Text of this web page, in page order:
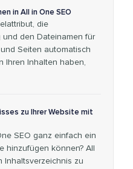
in All in One SEO
die
und den Dateinamen für
Seiten automatisch
Ihren Inhalten haben,
zu Ihrer Website mit
SEO ganz einfach ein
hinzufügen können? All
Inhaltsverzeichnis zu